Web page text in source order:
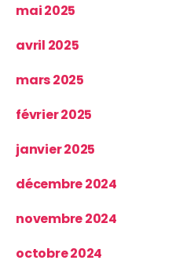
mai 2025
avril 2025
mars 2025
février 2025
janvier 2025
décembre 2024
novembre 2024
octobre 2024